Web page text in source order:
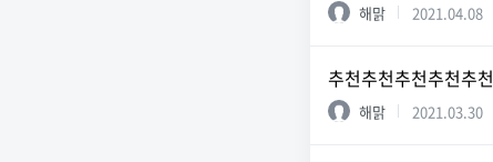
해맑 2021.04.08
추천추천추천추천추천
해맑 2021.03.30